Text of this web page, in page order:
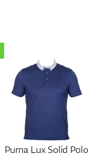
Puma Lux Solid Polo